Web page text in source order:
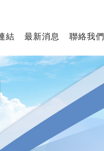
結 最新消息 聯絡我們